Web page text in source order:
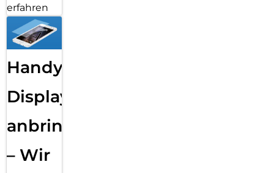
erfahren
Handy
Displayfolie
anbringen
– Wir